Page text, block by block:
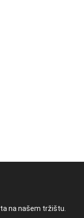
na našem tržištu.